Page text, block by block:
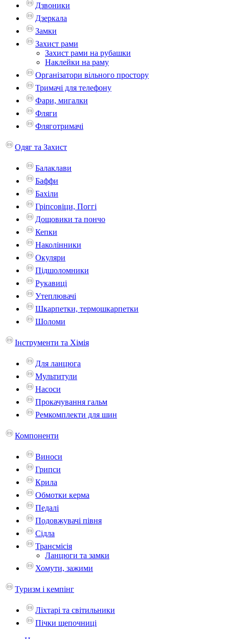
Дзвоники
Дзеркала
Замки
Захист рами
Захист рами на рубашки
Наклейки на раму
Організатори вільного простору
Тримачі для телефону
Фари, мигалки
Фляги
Фляготримачі
Одяг та Захист
Балаклави
Баффи
Бахіли
Гріпсовіци, Поггі
Дощовики та пончо
Кепки
Наколінники
Окуляри
Підшоломники
Рукавиці
Утеплювачі
Шкарпетки, термошкарпетки
Шоломи
Інструменти та Хімія
Для ланцюга
Мультитули
Насоси
Прокачування гальм
Ремкомплекти для шин
Компоненти
Виноси
Грипси
Крила
Обмотки керма
Педалі
Подовжувачі півня
Сідла
Трансмісія
Ланцюги та замки
Хомути, зажими
Туризм і кемпінг
Ліхтарі та світильники
Пічки щепочниці